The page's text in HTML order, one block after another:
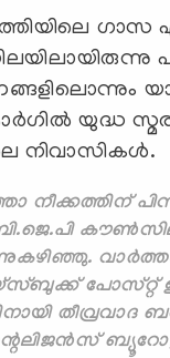
ഗാസ
യുദ്ധ
നിവാസികള്‍.
ഇന്റലിജന്‍സ്